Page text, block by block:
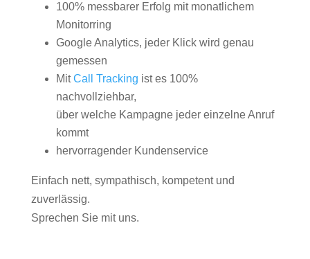
100% messbarer Erfolg mit monatlichem
Monitorring
Google Analytics, jeder Klick wird genau
gemessen
MitCall Tracking ist es 100%
nachvollziehbar,
über welche Kampagne jeder einzelne Anruf
kommt
hervorragender Kundenservice
Einfach nett, sympathisch, kompetent und
zuverlässig.
Sprechen Sie mit uns.